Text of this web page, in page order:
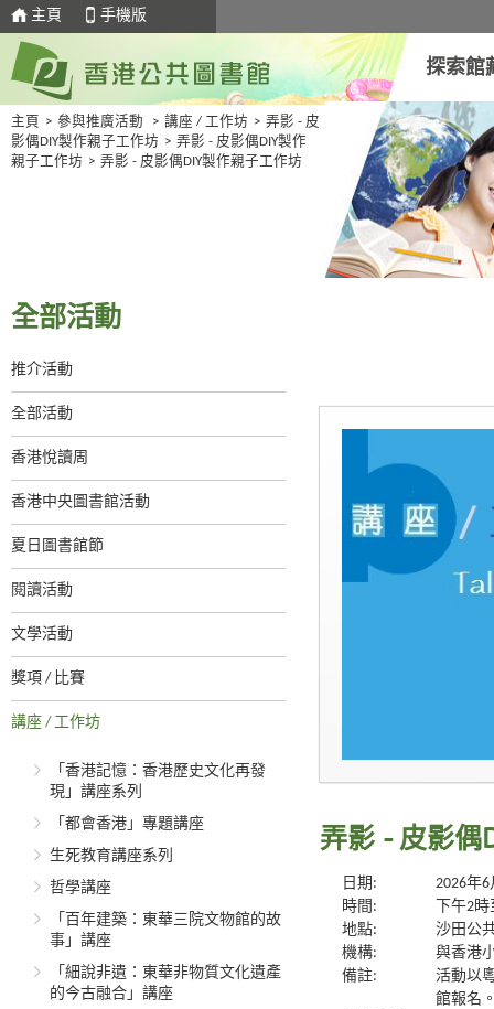
主頁 手機版
探索館
主頁 > 參與推廣活動 > 講座 / 工作坊 > 弄影 - 皮
影偶DIY製作親子工作坊 > 弄影 - 皮影偶DIY製作
親子工作坊 > 弄影 - 皮影偶DIY製作親子工作坊
全部活動
推介活動
全部活動
香港悅讀周
香港中央圖書館活動
夏日圖書館節
閱讀活動
文學活動
獎項 / 比賽
講座 / 工作坊
「香港記憶：香港歷史文化再發
現」講座系列
「都會香港」專題講座
生死教育講座系列
哲學講座
「百年建築：東華三院文物館的故
事」講座
「細說非遺：東華非物質文化遺產
的今古融合」講座
弄影 - 皮影偶
日期:
2026年
時間:
下午2
地點:
沙田公
機構:
與香港
備註:
活動以
館報名